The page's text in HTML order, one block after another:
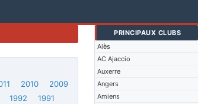
PRINCIPAUX CLUBS
Alès
AC Ajaccio
Auxerre
Angers
Amiens
2010
2009
1992
1991